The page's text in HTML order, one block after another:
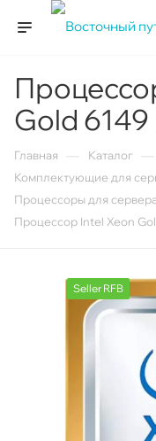
Gold 6149
Главная Каталог
Комплектующие для
Процессоры для
Процессор Intel Xeon
Seller RFB